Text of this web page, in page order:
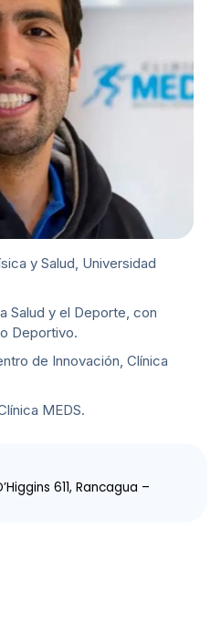
y Salud, Universidad
Salud y el Deporte, con
Deportivo.
de Innovación, Clínica
MEDS.
611, Rancagua –